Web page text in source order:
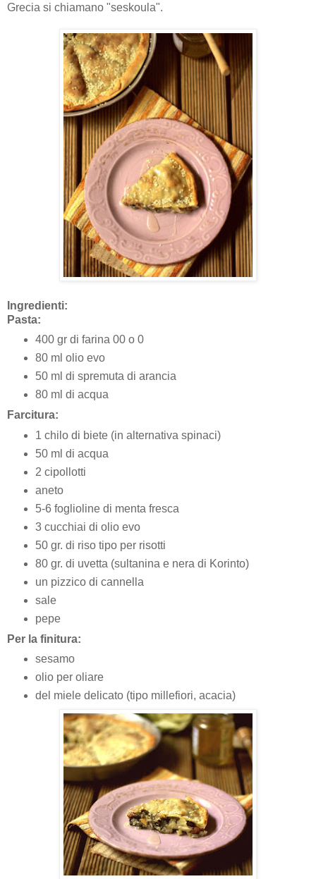
Grecia si chiamano "seskoula".
Ingredienti:
Pasta:
400 gr di farina 00 o 0
80 ml olio evo
50 ml di spremuta di arancia
80 ml di acqua
Farcitura:
1 chilo di biete (in alternativa spinaci)
50 ml di acqua
2 cipollotti
aneto
5-6 foglioline di menta fresca
3 cucchiai di olio evo
50 gr. di riso tipo per risotti
80 gr. di uvetta (sultanina e nera di Korinto)
un pizzico di cannella
sale
pepe
Per la finitura:
sesamo
olio per oliare
del miele delicato (tipo millefiori, acacia)